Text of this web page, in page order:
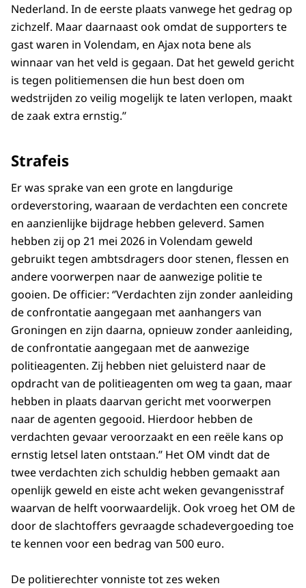
Nederland. In de eerste plaats vanwege het gedrag op
zichzelf. Maar daarnaast ook omdat de supporters te
gast waren in Volendam, en Ajax nota bene als
winnaar van het veld is gegaan. Dat het geweld gericht
is tegen politiemensen die hun best doen om
wedstrijden zo veilig mogelijk te laten verlopen, maakt
de zaak extra ernstig.’’
Strafeis
Er was sprake van een grote en langdurige
ordeverstoring, waaraan de verdachten een concrete
en aanzienlijke bijdrage hebben geleverd. Samen
hebben zij op 21 mei 2026 in Volendam geweld
gebruikt tegen ambtsdragers door stenen, flessen en
andere voorwerpen naar de aanwezige politie te
gooien. De officier: ‘’Verdachten zijn zonder aanleiding
de confrontatie aangegaan met aanhangers van
Groningen en zijn daarna, opnieuw zonder aanleiding,
de confrontatie aangegaan met de aanwezige
politieagenten. Zij hebben niet geluisterd naar de
opdracht van de politieagenten om weg ta gaan, maar
hebben in plaats daarvan gericht met voorwerpen
naar de agenten gegooid. Hierdoor hebben de
verdachten gevaar veroorzaakt en een reële kans op
ernstig letsel laten ontstaan.’’ Het OM vindt dat de
twee verdachten zich schuldig hebben gemaakt aan
openlijk geweld en eiste acht weken gevangenisstraf
waarvan de helft voorwaardelijk. Ook vroeg het OM de
door de slachtoffers gevraagde schadevergoeding toe
te kennen voor een bedrag van 500 euro.
De politierechter vonniste tot zes weken